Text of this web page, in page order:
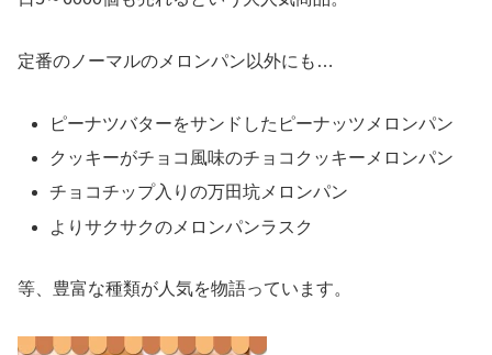
定番のノーマルのメロンパン以外にも…
ピーナツバターをサンドしたピーナッツメロンパン
クッキーがチョコ風味のチョコクッキーメロンパン
チョコチップ入りの万田坑メロンパン
よりサクサクのメロンパンラスク
等、豊富な種類が人気を物語っています。